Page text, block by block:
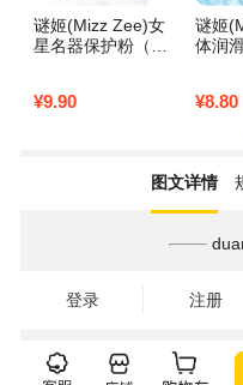
谜姬(Mizz Zee)女
星名器保护粉（赠
¥9.90
谜姬
体润
¥8.80
图文详情
登录 注册